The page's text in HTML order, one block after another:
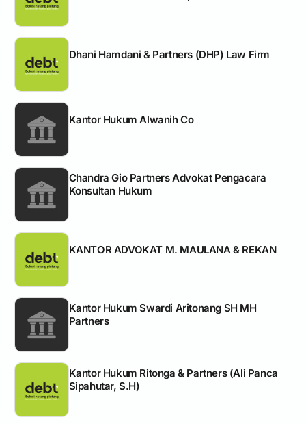
Dhani Hamdani & Partners (DHP) Law Firm
Kantor Hukum Alwanih Co
Chandra Gio Partners Advokat Pengacara
Konsultan Hukum
KANTOR ADVOKAT M. MAULANA & REKAN
Kantor Hukum Swardi Aritonang SH MH
Partners
Kantor Hukum Ritonga & Partners (Ali Panca
Sipahutar, S.H)